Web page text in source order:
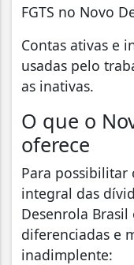
FGTS no Novo
Contas ativas e
usadas pelo
as inativas.
O que o
oferece
Para possibilitar
integral das
Desenrola
diferenciadas e
inadimplente: